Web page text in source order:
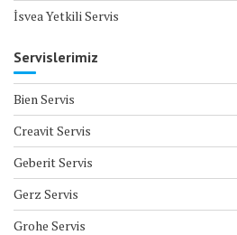
İsvea Yetkili Servis
Servislerimiz
Bien Servis
Creavit Servis
Geberit Servis
Gerz Servis
Grohe Servis